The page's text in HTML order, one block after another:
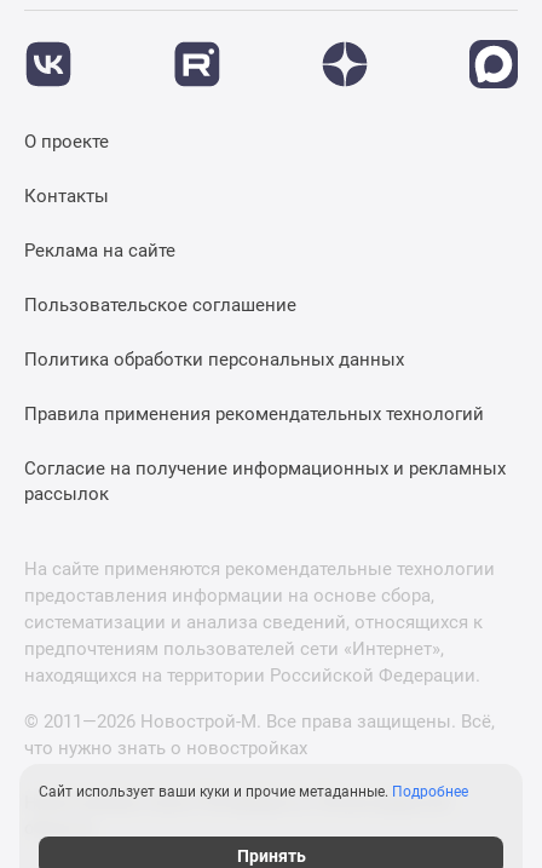
О проекте
Контакты
Реклама на сайте
Пользовательское соглашение
Политика обработки персональных данных
Правила применения рекомендательных технологий
Согласие на получение информационных и рекламных
рассылок
На сайте применяются рекомендательные технологии
предоставления информации на основе сбора,
систематизации и анализа сведений, относящихся к
предпочтениям пользователей сети «Интернет»,
находящихся на территории Российской Федерации.
© 2011—2026 Новострой-М. Все права защищены. Всё,
что нужно знать о новостройках
Новостройки Санкт-Петербурга и Ленинградской
Сайт использует ваши куки и прочие метаданные. Подробнее
Принять